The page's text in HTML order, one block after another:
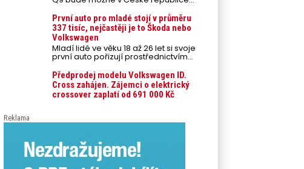
urychlit stárnutí baterií, poškodit
případech i zvýšit riziko požáru.
objednávat od prvního srpnového
týdne 2026, kde budou oznámeny
také české ceny.
První auto pro mladé stojí v průměru
337 tisíc, nejčastěji je to Škoda nebo
Volkswagen
Mladí lidé ve věku 18 až 26 let si svoje
první auto pořizují prostřednictvím
úvěrového financování jako ojeté. Je
to tak u 93,3 % lidí, jen 6,7 % si pořídí
nové auto. Průměrná pořizovací
cena vozu dosahuje 337 tisíc korun a
průměrná financovaná částka
posledních 10 let (2016–2026).
Předprodej modelu Volkswagen ID.
Cross zahájen. Zájemci o elektrický
crossover zaplatí od 691 000 Kč
Reklama